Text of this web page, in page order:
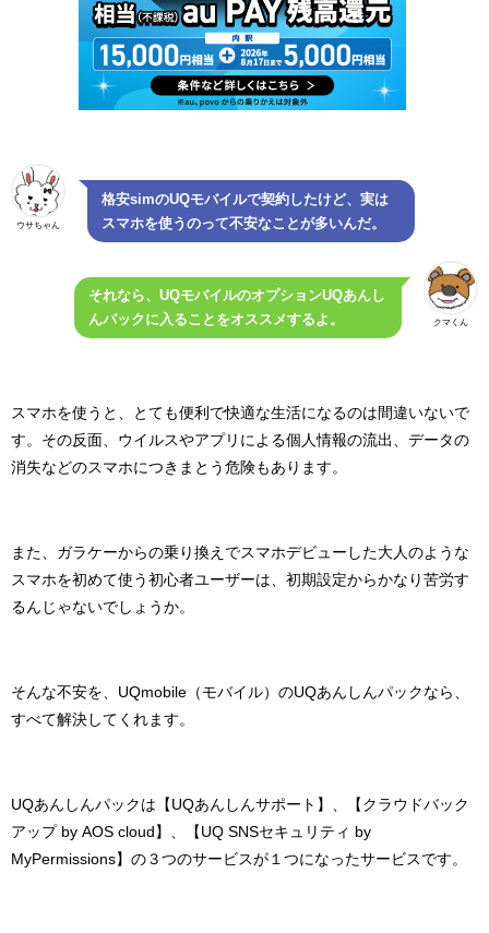
ウサちゃん
格安simのUQモバイルで契約したけど、実は
スマホを使うのって不安なことが多いんだ。
クマくん
それなら、UQモバイルのオプションUQあんし
んパックに入ることをオススメするよ。
スマホを使うと、とても便利で快適な生活になるのは間違いないで
す。その反面、ウイルスやアプリによる個人情報の流出、データの
消失などのスマホにつきまとう危険もあります。
また、ガラケーからの乗り換えでスマホデビューした大人のような
スマホを初めて使う初心者ユーザーは、初期設定からかなり苦労す
るんじゃないでしょうか。
そんな不安を、UQmobile（モバイル）のUQあんしんパックなら、
すべて解決してくれます。
UQあんしんパックは【UQあんしんサポート】、【クラウドバック
アップ by AOS cloud】、【UQ SNSセキュリティ by
MyPermissions】の３つのサービスが１つになったサービスです。